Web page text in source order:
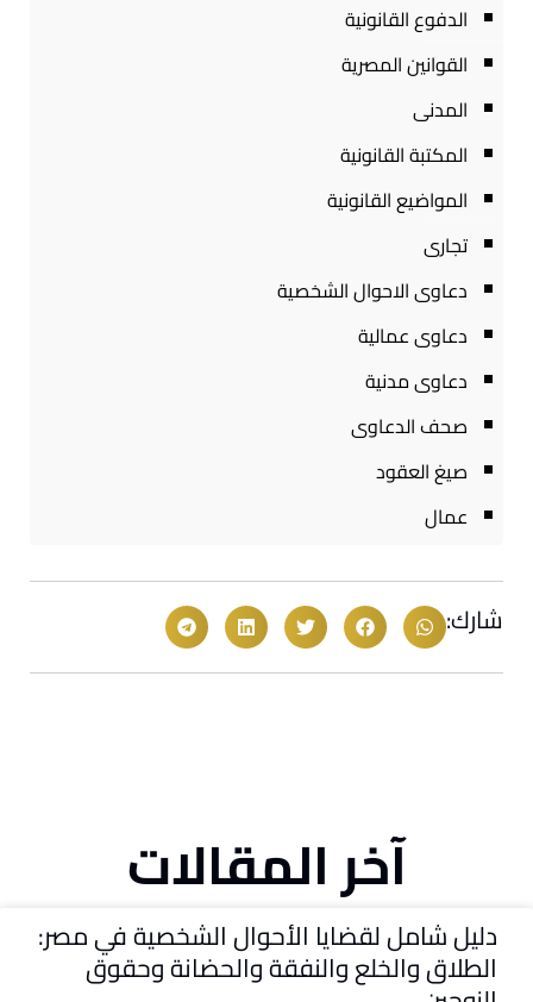
الدفوع القانونية
القوانين المصرية
المدنى
المكتبة القانونية
المواضيع القانونية
تجارى
دعاوى الاحوال الشخصية
دعاوى عمالية
دعاوى مدنية
صحف الدعاوى
صيغ العقود
عمال
شارك:
آخر المقالات
دليل شامل لقضايا الأحوال الشخصية في مصر:
الطلاق والخلع والنفقة والحضانة وحقوق